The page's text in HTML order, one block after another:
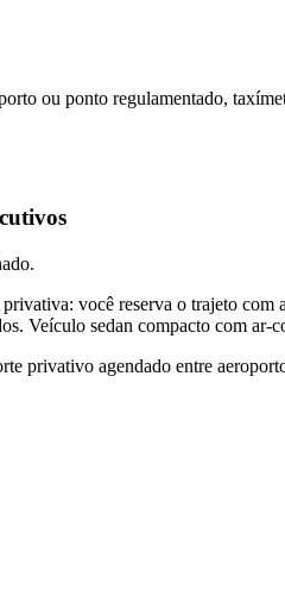
ou ponto regulamentado,
você reserva o trajeto com
Veículo sedan compacto com ar-
privativo agendado entre